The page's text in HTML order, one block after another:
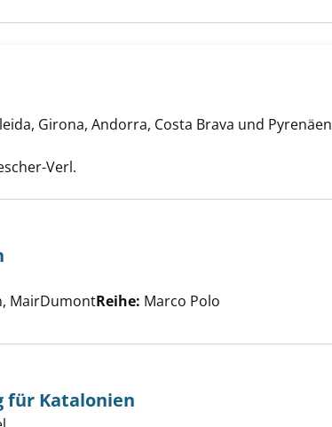
anzeigen
Girona, Andorra, Costa Brava und Pyrenäen
Verl.
Roussillon anzeigen
MairDumontReihe: Marco Polo
für Katalonien